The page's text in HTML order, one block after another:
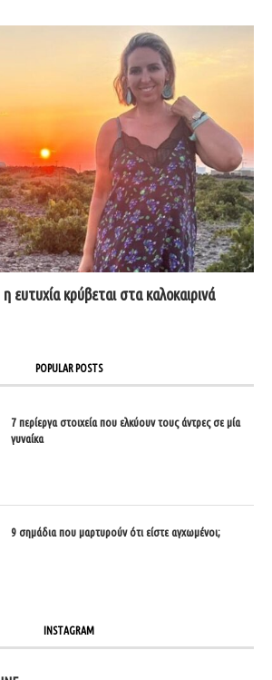
κρύβεται στα καλοκαιρινά
POPULAR POSTS
7 περίεργα στοιχεία που ελκύουν τους άντρες σε μία
γυναίκα
9 σημάδια που μαρτυρούν ότι είστε αγχωμένοι;
INSTAGRAM